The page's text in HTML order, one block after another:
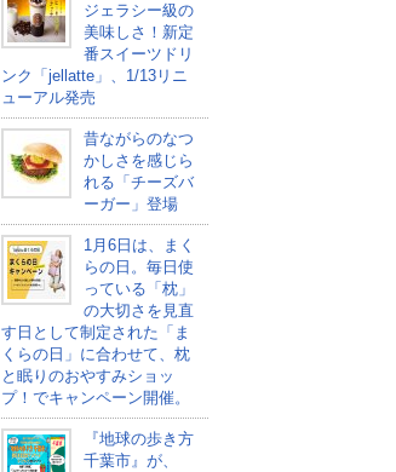
ジェラシー級の
美味しさ！新定
番スイーツドリ
ンク「jellatte」、1/13リニ
ューアル発売
昔ながらのなつ
かしさを感じら
れる「チーズバ
ーガー」登場
1月6日は、まく
らの日。毎日使
っている「枕」
の大切さを見直
す日として制定された「ま
くらの日」に合わせて、枕
と眠りのおやすみショッ
プ！でキャンペーン開催。
『地球の歩き方
千葉市』が、